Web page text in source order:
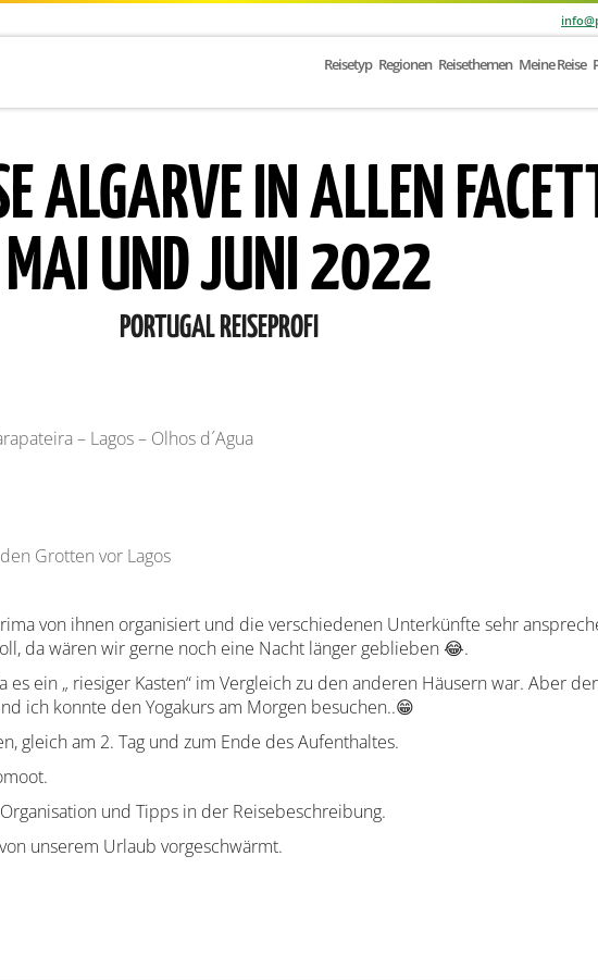
Reisetyp Regionen Reisethemen Meine Reise
ALGARVE IN ALLEN
MAI UND JUNI 2022
PORTUGAL REISEPROFI
– Lagos – Olhos d´Agua
Grotten vor Lagos
von ihnen organisiert und die verschiedenen Unterkünfte sehr
da wären wir gerne noch eine Nacht länger geblieben 😂.
ein „ riesiger Kasten“ im Vergleich zu den anderen Häusern war. Aber
ich konnte den Yogakurs am Morgen besuchen..😁
gleich am 2. Tag und zum Ende des Aufenthaltes.
und Tipps in der Reisebeschreibung.
unserem Urlaub vorgeschwärmt.